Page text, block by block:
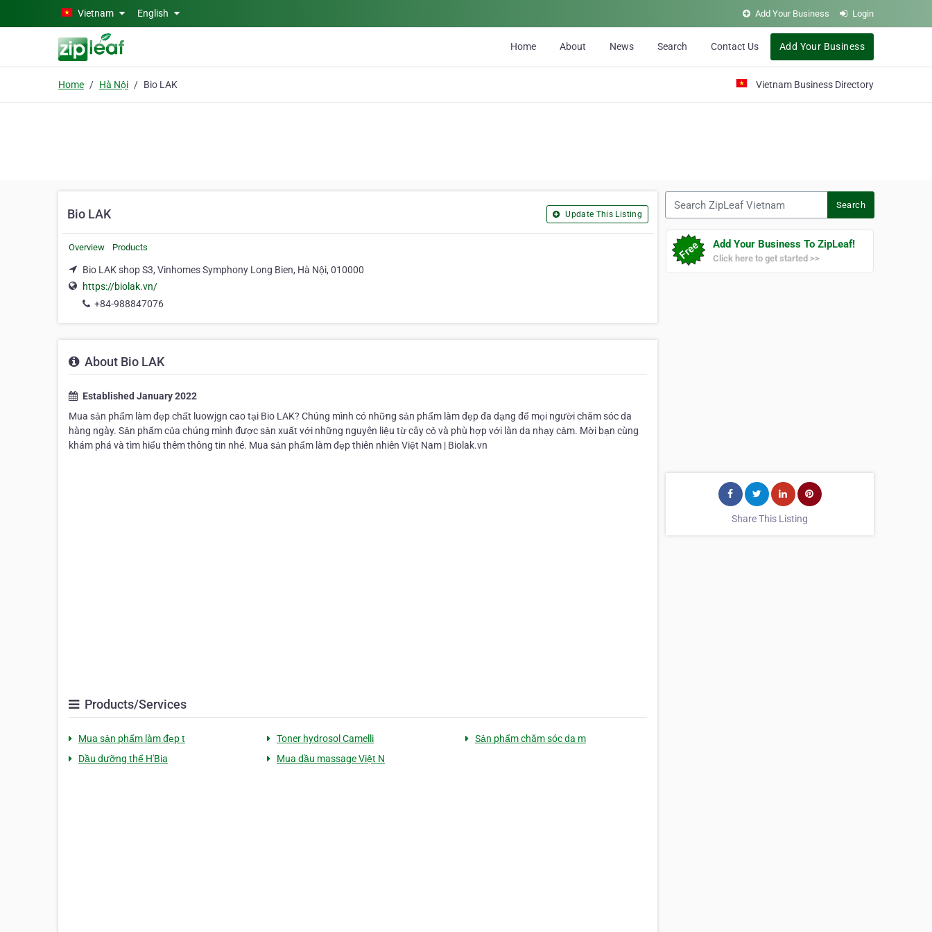
Skip to main contentVietnam English Add Your Business Login
Home About News Search Contact Us Add Your Business
Home Hà Nội Bio LAK Vietnam Business Directory
Bio LAK Update This Listing
Overview Products
Bio LAK shop S3, Vinhomes Symphony Long Bien, Hà Nội, 010000
https://biolak.vn/
+84-988847076
About Bio LAK
Established January 2022
Mua sản phẩm làm đẹp chất luowjgn cao tại Bio LAK? Chúng mình có những sản phẩm làm đẹp đa dạng để mọi người chăm sóc da
hàng ngày. Sản phẩm của chúng mình được sản xuất với những nguyên liệu từ cây cỏ và phù hợp với làn da nhạy cảm. Mời bạn cùng
khám phá và tìm hiểu thêm thông tin nhé. Mua sản phẩm làm đẹp thiên nhiên Việt Nam | Biolak.vn
Products/Services
Mua sản phẩm làm đẹp t Toner hydrosol Camelli
Sản phẩm chăm sóc da m
Dầu dưỡng thể H'Bia
Mua dầu massage Việt N
Search
Add Your Business To ZipLeaf!
Click here to get started >>
Share This Listing